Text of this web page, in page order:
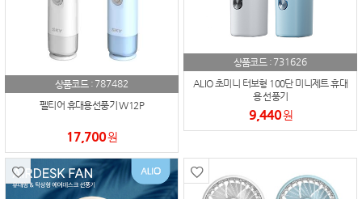
상품코드 : 787482
펠티어 휴대용선풍기 W12P
17,700원
상품코드 : 731626
ALIO 초미니 터보형 100단 미니제트 휴대
용 선풍기
9,440원